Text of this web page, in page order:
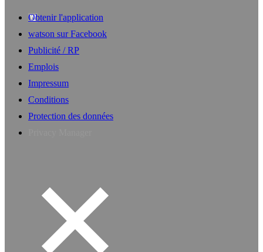
Obtenir l'application
watson sur Facebook
Publicité / RP
Emplois
Impressum
Conditions
Protection des données